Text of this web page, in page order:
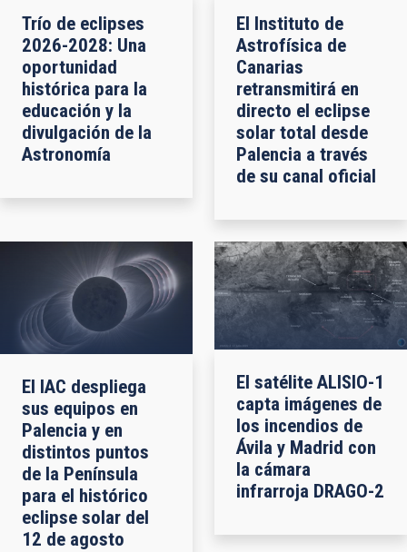
Trío de eclipses
2026-2028: Una
oportunidad
histórica para la
educación y la
divulgación de la
Astronomía
El Instituto de
Astrofísica de
Canarias
retransmitirá en
directo el eclipse
solar total desde
Palencia a través
de su canal oficial
El IAC despliega
sus equipos en
Palencia y en
distintos puntos
de la Península
para el histórico
eclipse solar del
12 de agosto
El satélite ALISIO-1
capta imágenes de
los incendios de
Ávila y Madrid con
la cámara
infrarroja DRAGO-2